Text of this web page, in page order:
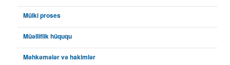
Mülki proses
Müəlliflik hüququ
Məhkəmələr və hakimlər